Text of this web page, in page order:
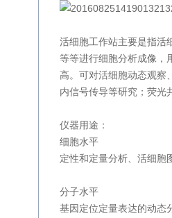
活细胞工作站主要是指活
等等进行细胞分析成像，
高。可对活细胞动态观察
内信号传导等研究；荧光
仪器用途：
细胞水平
定性和定量分析、活细胞
分子水平
基因定位定量表达的动态